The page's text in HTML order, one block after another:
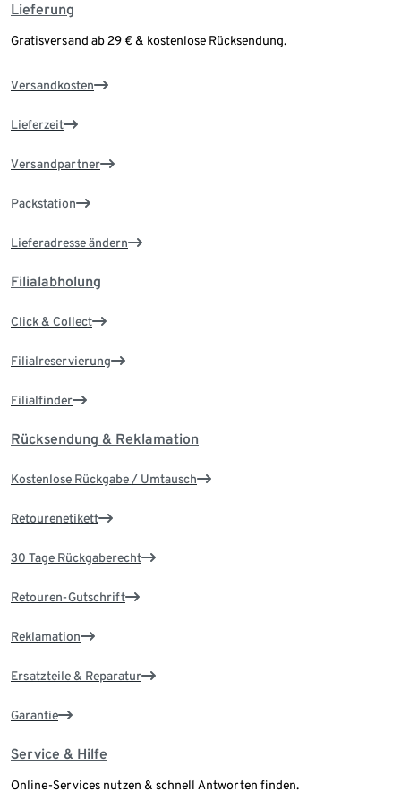
Lieferung
Gratisversand ab 29 € & kostenlose Rücksendung.
Versandkosten
Lieferzeit
Versandpartner
Packstation
Lieferadresse ändern
Filialabholung
Click & Collect
Filialreservierung
Filialfinder
Rücksendung & Reklamation
Kostenlose Rückgabe / Umtausch
Retourenetikett
30 Tage Rückgaberecht
Retouren-Gutschrift
Reklamation
Ersatzteile & Reparatur
Garantie
Service & Hilfe
Online-Services nutzen & schnell Antworten finden.